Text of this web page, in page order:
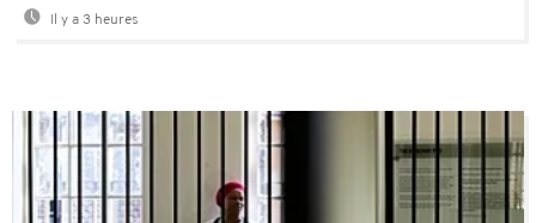
Il y a 3 heures